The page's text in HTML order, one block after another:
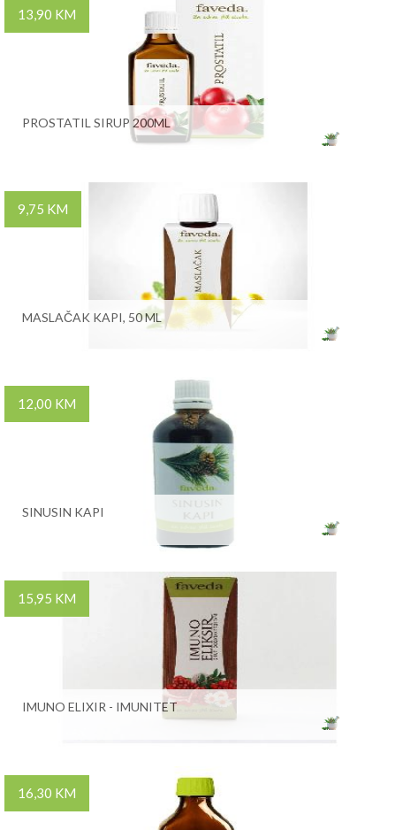
13,90 KM
PROSTATIL SIRUP 200ML
9,75 KM
MASLAČAK KAPI, 50 ML
12,00 KM
SINUSIN KAPI
15,95 KM
IMUNO ELIXIR - IMUNITET
16,30 KM